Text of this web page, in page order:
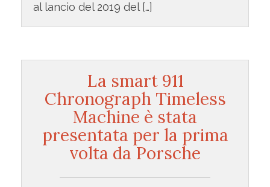
al lancio del 2019 del […]
La smart 911
Chronograph Timeless
Machine è stata
presentata per la prima
volta da Porsche